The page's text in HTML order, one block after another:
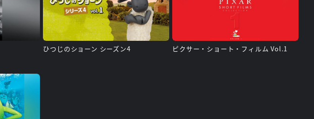
ひつじのショーン シーズン4 ピクサー・ショート・フィルム Vol.1